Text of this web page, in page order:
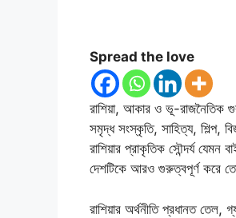
Spread the love
রাশিয়া, আকার ও ভূ-রাজনৈতিক
সমৃদ্ধ সংস্কৃতি, সাহিত্য, শিল্প,
রাশিয়ার প্রাকৃতিক সৌন্দর্য যেমন
দেশটিকে আরও গুরুত্বপূর্ণ করে
রাশিয়ার অর্থনীতি প্রধানত তেল,